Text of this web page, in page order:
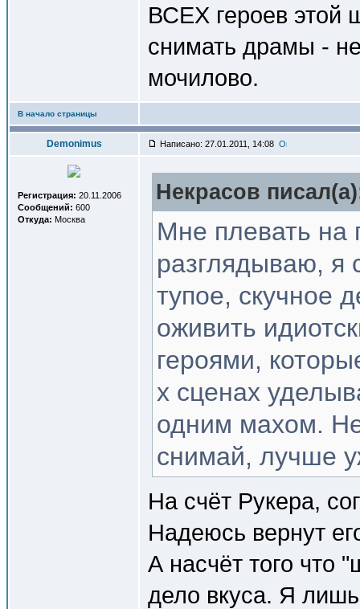
ВСЕХ героев
снимать драмы -
мочилово.
В начало страницы
Demonimus Написано: 27.01.2011, 14:08
Регистрация: 20.11.2006
Сообщений: 600
Откуда: Москва
Некрасов
Мне плевать на
разглядываю, я
тупое, скучное
оживить
героями,
х сценах
одним махом.
снимай, лучше
На счёт Рукера,
Надеюсь вернут
А насчёт того что
дело вкуса. Я лишь